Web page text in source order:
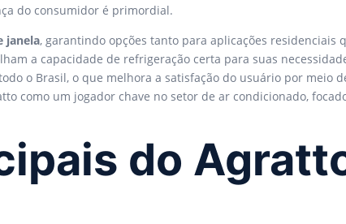
do consumidor é primordial.
janela, garantindo opções tanto para aplicações residenciais
a capacidade de refrigeração certa para suas
o Brasil, o que melhora a satisfação do usuário por meio
como um jogador chave no setor de ar condicionado,
do